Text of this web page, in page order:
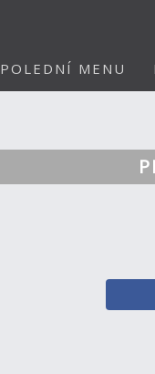
POLEDNÍ MENU